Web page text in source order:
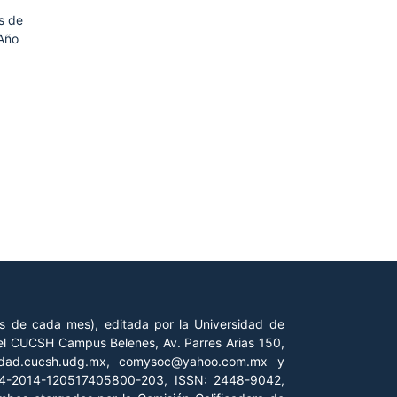
de
de cada mes), editada por la Universidad de
Campus Belenes, Av. Parres Arias 150,
comysoc@yahoo.com.mx y
2014-120517405800-203, ISSN: 2448-9042,